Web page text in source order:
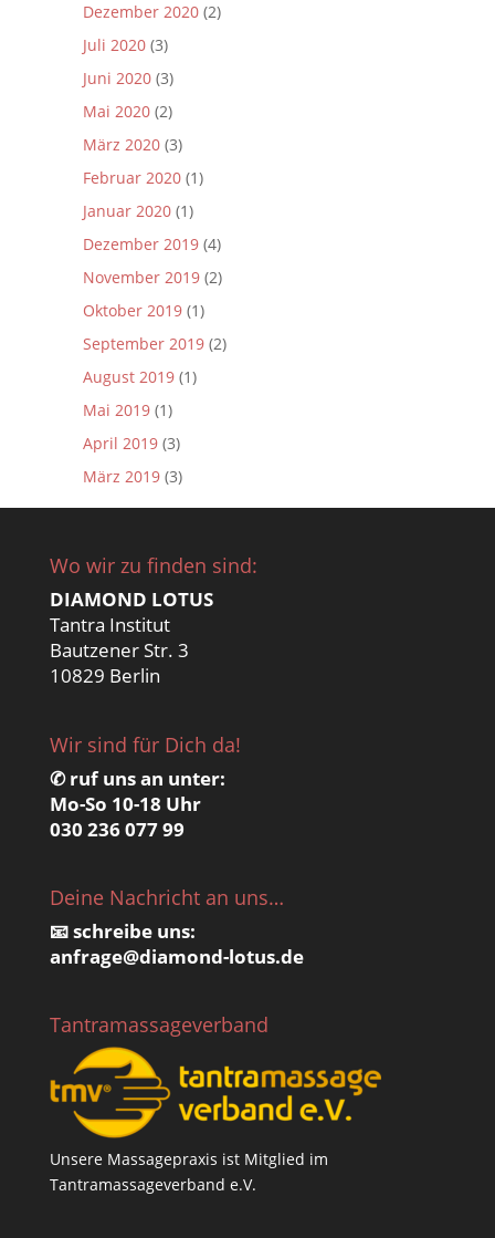
Dezember 2020(2)
Juli 2020(3)
Juni 2020(3)
Mai 2020(2)
März 2020(3)
Februar 2020(1)
Januar 2020(1)
Dezember 2019(4)
November 2019(2)
Oktober 2019(1)
September 2019(2)
August 2019(1)
Mai 2019(1)
April 2019(3)
März 2019(3)
Wo wir zu finden sind:
DIAMOND LOTUS
Tantra Institut
Bautzener Str. 3
10829 Berlin
Wir sind für Dich da!
✆ ruf uns an unter:
Mo-So 10-18 Uhr
030 236 077 99
Deine Nachricht an uns…
📧 schreibe uns:
anfrage@diamond-lotus.de
Tantramassageverband
Unsere Massagepraxis ist Mitglied im
Tantramassageverband e.V.